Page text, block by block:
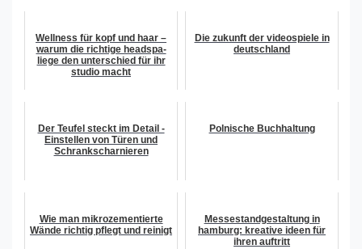
Wellness für kopf und haar –
warum die richtige headspa-
liege den unterschied für ihr
studio macht
Die zukunft der videospiele in
deutschland
Der Teufel steckt im Detail -
Einstellen von Türen und
Schrankscharnieren
Polnische Buchhaltung
Wie man mikrozementierte
Wände richtig pflegt und reinigt
Messestandgestaltung in
hamburg: kreative ideen für
ihren auftritt